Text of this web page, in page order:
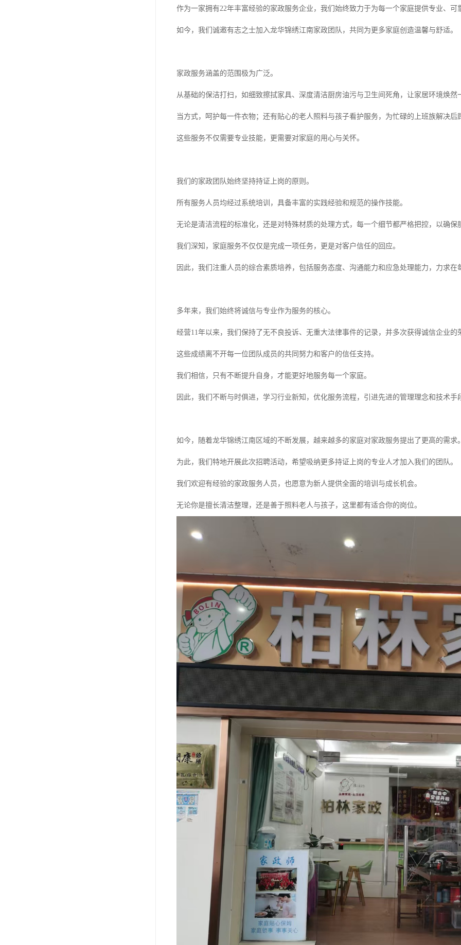
作为一家拥有22年丰富经验的家政服务企业，我们始终致力于为每一个家庭提供专业、可
如今，我们诚邀有志之士加入龙华锦绣江南家政团队，共同为更多家庭创造温馨与舒适。
家政服务涵盖的范围极为广泛。
从基础的保洁打扫，如细致擦拭家具、深度清洁厨房油污与卫生间死角，让家居环境焕
当方式，呵护每一件衣物；还有贴心的老人照料与孩子看护服务，为忙碌的上班族解决后
这些服务不仅需要专业技能，更需要对家庭的用心与关怀。
我们的家政团队始终坚持持证上岗的原则。
所有服务人员均经过系统培训，具备丰富的实践经验和规范的操作技能。
无论是清洁流程的标准化，还是对特殊材质的处理方式，每一个细节都严格把控，以确保
我们深知，家庭服务不仅仅是完成一项任务，更是对客户信任的回应。
因此，我们注重人员的综合素质培养，包括服务态度、沟通能力和应急处理能力，力求
多年来，我们始终将诚信与专业作为服务的核心。
经营11年以来，我们保持了无不良投诉、无重大法律事件的记录，并多次获得诚信企业的
这些成绩离不开每一位团队成员的共同努力和客户的信任支持。
我们相信，只有不断提升自身，才能更好地服务每一个家庭。
因此，我们不断与时俱进，学习行业新知，优化服务流程，引进先进的管理理念和技术
如今，随着龙华锦绣江南区域的不断发展，越来越多的家庭对家政服务提出了更高的需求
为此，我们特地开展此次招聘活动，希望吸纳更多持证上岗的专业人才加入我们的团队。
我们欢迎有经验的家政服务人员，也愿意为新人提供全面的培训与成长机会。
无论你是擅长清洁整理，还是善于照料老人与孩子，这里都有适合你的岗位。